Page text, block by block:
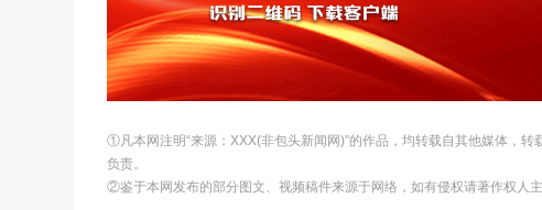
①凡本网注明“来源：XXX(非包头新闻网)”的作品，均转载自其他媒体，
负责。
②鉴于本网发布的部分图文、视频稿件来源于网络，如有侵权请著作权人